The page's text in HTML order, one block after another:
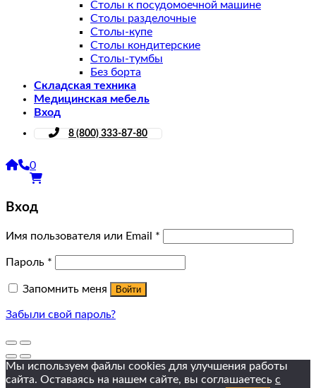
Столы к посудомоечной машине
Столы разделочные
Столы-купе
Столы кондитерские
Столы-тумбы
Без борта
Складская техника
Медицинская мебель
Вход
8 (800) 333-87-80
0
Вход
Имя пользователя или Email *
Пароль *
Запомнить меня Войти
Забыли свой пароль?
Мы используем файлы cookies для улучшения работы
сайта. Оставаясь на нашем сайте, вы соглашаетесь с